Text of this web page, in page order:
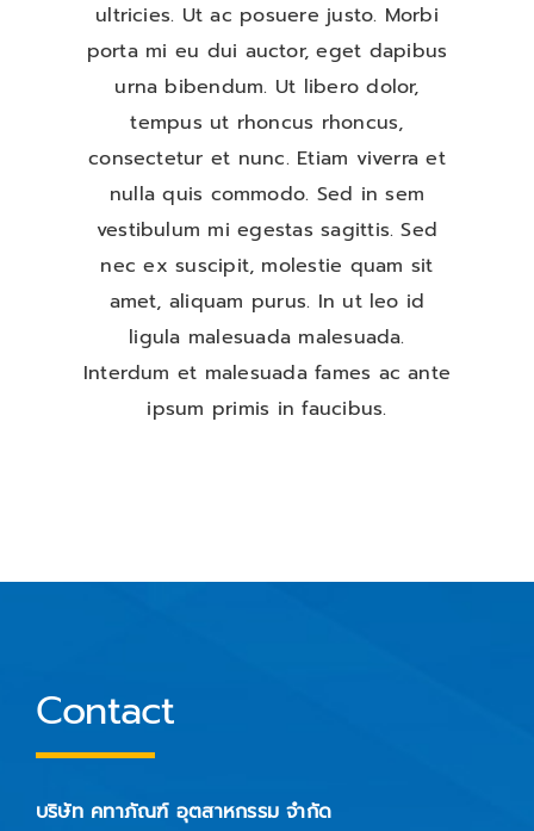
ultricies. Ut ac posuere justo. Morbi
porta mi eu dui auctor, eget dapibus
urna bibendum. Ut libero dolor,
tempus ut rhoncus rhoncus,
consectetur et nunc. Etiam viverra et
nulla quis commodo. Sed in sem
vestibulum mi egestas sagittis. Sed
nec ex suscipit, molestie quam sit
amet, aliquam purus. In ut leo id
ligula malesuada malesuada.
Interdum et malesuada fames ac ante
ipsum primis in faucibus.
Contact
บริษัท คทาภัณฑ์ อุตสาหกรรม จำกัด